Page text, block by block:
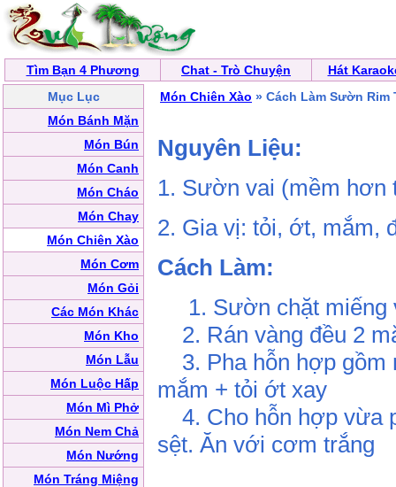
Tìm Bạn 4 Phương Chat - Trò Chuyện
Hát
Mục Lục
Món Bánh Mặn
Món Bún
Món Canh
Món Cháo
Món Chay
Món Chiên Xào
Món Cơm
Món Gỏi
Các Món Khác
Món Kho
Món Lẫu
Món Luộc Hấp
Món Mì Phở
Món Nem Chả
Món Nướng
Món Tráng Miệng
Món Chiên Xào » Cách Làm Sườn Rim
Nguyên Liệu:
1. Sườn vai (mềm hơn
2. Gia vị: tỏi, ớt, mắm,
Cách Làm:
1. Sườn chặt miếng
2. Rán vàng đều 2
3. Pha hỗn hợp gồm
mắm + tỏi ớt xay
4. Cho hỗn hợp vừa
sệt. Ăn với cơm trắng